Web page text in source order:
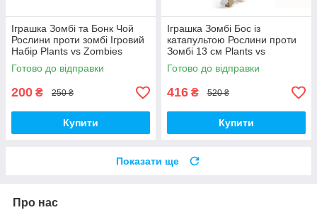
Іграшка Зомбі та Бонк Чой
Рослини проти зомбі Ігровий
Набір Plants vs Zombies
(00287)
Готово до відправки
200 ₴ 250 ₴
Купити
Іграшка Зомбі Бос із
катапультою Рослини проти
Зомбі 13 см Plants vs
Zombies Зомбі (00230)
Готово до відправки
416 ₴ 520 ₴
Купити
Показати ще
Про нас